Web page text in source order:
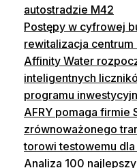
autostradzie M42
Postępy w cyfrowej
rewitalizacja centrum
Affinity Water
inteligentnych
programu
AFRY pomaga firmie
zrównoważonego
torowi testowemu
Analiza 100